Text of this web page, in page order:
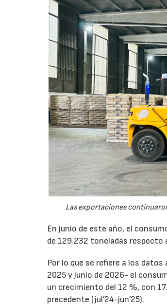
Las exportaciones
En junio de este año, el
de 129.232 toneladas respecto
Por lo que se refiere a los
2025 y junio de 2026- el
un crecimiento del 12 %, con
precedente (jul’24-jun’25).